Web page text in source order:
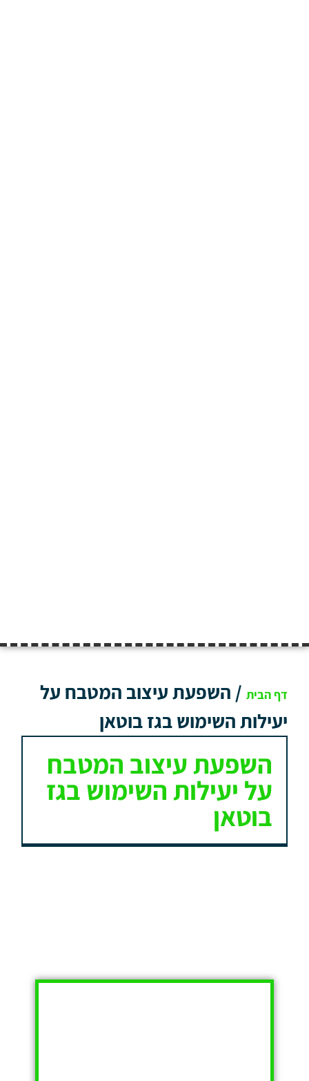
דף הבית / השפעת עיצוב המטבח על
יעילות השימוש בגז בוטאן
השפעת עיצוב המטבח
על יעילות השימוש בגז
בוטאן